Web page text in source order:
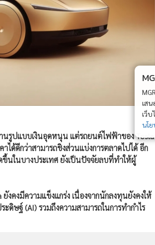
นรูปแบบเงินอุดหนุน แต่รถยนต์ไฟฟ้าของ Tesla
ได้ดีกว่าสามารถชิงส่วนแบ่งการตลาดไปได้ อีก
ขึ้นในบางประเทศ ยังเป็นปัจจัยลบที่ทำให้ผู้
คงมีความแข็งแกร่ง เนื่องจากนักลงทุนยังคงให้
ดิษฐ์ (AI) รวมถึงความสามารถในการทำกำไร
เส
เว็
นโ